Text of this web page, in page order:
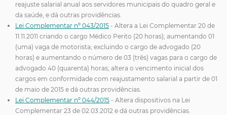
reajuste salarial anual aos servidores municipais do quadro geral e
da saúde, e dá outras providências.
Lei Complementar nº 043/2015 - Altera a Lei Complementar 20 de
11.11.2011 criando o cargo Médico Perito (20 horas); aumentando 01
(uma) vaga de motorista; excluindo o cargo de advogado (20
horas) e aumentando o número de 03 (três) vagas para o cargo de
advogado 40 (quarenta) horas; altera o vencimento inicial dos
cargos em conformidade com reajustamento salarial a partir de 01
de maio de 2015 e dá outras providências.
Lei Complementar nº 044/2015 - Altera dispositivos na Lei
Complementar 23 de 02.03.2012 e dá outras providências.